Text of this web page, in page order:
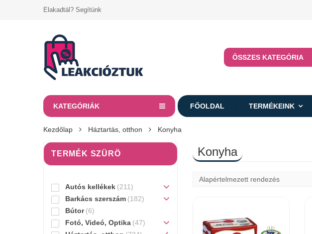
Elakadtál? Segítünk
ÖSSZES KATEGÓRIA
KATEGÓRIÁK FŐOLDAL TERMÉKEINK
Kezdőlap Háztartás, otthon Konyha
Konyha
TERMÉK SZÜRÖ
Autós kellékek (211)
Barkács szerszám (182)
Bútor (6)
Fotó, Videó, Optika (47)